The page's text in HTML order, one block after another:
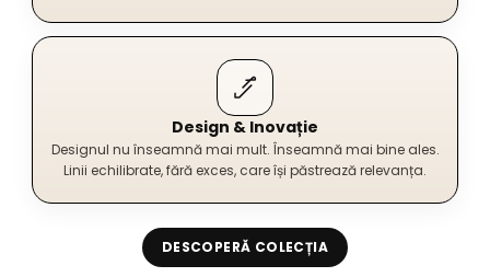
Design & Inovație
Designul nu înseamnă mai mult. Înseamnă mai bine ales.
Linii echilibrate, fără exces, care își păstrează relevanța.
DESCOPERĂ COLECȚIA